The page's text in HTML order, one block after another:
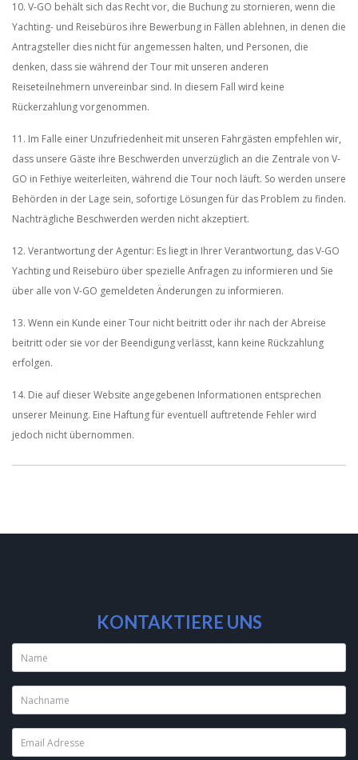
10. V-GO behält sich das Recht vor, die Buchung zu stornieren, wenn die
Yachting- und Reisebüros ihre Bewerbung in Fällen ablehnen, in denen die
Antragsteller dies nicht für angemessen halten, und Personen, die
denken, dass sie während der Tour mit unseren anderen
Reiseteilnehmern unvereinbar sind. In diesem Fall wird keine
Rückerzahlung vorgenommen.
11. Im Falle einer Unzufriedenheit mit unseren Fahrgästen empfehlen wir,
dass unsere Gäste ihre Beschwerden unverzüglich an die Zentrale von V-
GO in Fethiye weiterleiten, während die Tour noch läuft. So werden unsere
Behörden in der Lage sein, sofortige Lösungen für das Problem zu finden.
Nachträgliche Beschwerden werden nicht akzeptiert.
12. Verantwortung der Agentur: Es liegt in Ihrer Verantwortung, das V-GO
Yachting und Reisebüro über spezielle Anfragen zu informieren und Sie
über alle von V-GO gemeldeten Änderungen zu informieren.
13. Wenn ein Kunde einer Tour nicht beitritt oder ihr nach der Abreise
beitritt oder sie vor der Beendigung verlässt, kann keine Rückzahlung
erfolgen.
14. Die auf dieser Website angegebenen Informationen entsprechen
unserer Meinung. Eine Haftung für eventuell auftretende Fehler wird
jedoch nicht übernommen.
KONTAKTIERE UNS